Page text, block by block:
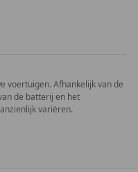
voertuigen. Afhankelijk van de
de batterij en het
variëren.